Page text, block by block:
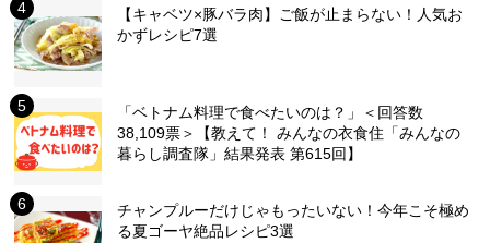
【キャベツ×豚バラ肉】ご飯が止まらない！人気お
かずレシピ7選
「ベトナム料理で食べたいのは？」＜回答数
38,109票＞【教えて！ みんなの衣食住「みんなの
暮らし調査隊」結果発表 第615回】
チャンプルーだけじゃもったいない！今年こそ極め
る夏ゴーヤ絶品レシピ3選